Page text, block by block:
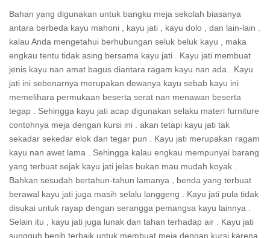
Bahan yang digunakan untuk bangku meja sekolah biasanya
antara berbeda kayu mahoni , kayu jati , kayu dolo , dan lain-lain .
kalau Anda mengetahui berhubungan seluk beluk kayu , maka
engkau tentu tidak asing bersama kayu jati . Kayu jati membuat
jenis kayu nan amat bagus diantara ragam kayu nan ada . Kayu
jati ini sebenarnya merupakan dewanya kayu sebab kayu ini
memelihara permukaan beserta serat nan menawan beserta
tegap . Sehingga kayu jati acap digunakan selaku materi furniture
contohnya meja dengan kursi ini . akan tetapi kayu jati tak
sekadar sekedar elok dan tegar pun . Kayu jati merupakan ragam
kayu nan awet lama . Sehingga kalau engkau mempunyai barang
yang terbuat sejak kayu jati jelas bukan mau mudah koyak .
Bahkan sesudah bertahun-tahun lamanya , benda yang terbuat
berawal kayu jati juga masih selalu langgeng . Kayu jati pula tidak
disukai untuk rayap dengan serangga pemangsa kayu lainnya .
Selain itu , kayu jati juga lunak dan tahan terhadap air . Kayu jati
sungguh benih terbaik untuk membuat meja dengan kursi karena